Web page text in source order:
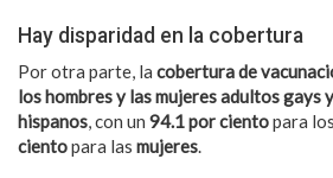
Hay disparidad en la cobertura
Por otra parte, la cobertura de
los hombres y las mujeres adultos gays
hispanos, con un 94.1 por cientopara los
cientopara las mujeres.